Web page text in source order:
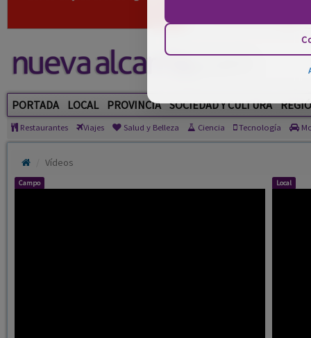
PORTADA LOCAL PROVINCIA SOCIEDAD Y CULTURA
Restaurantes Viajes Salud y Belleza Ciencia Tecnología
Vídeos
Campo Local